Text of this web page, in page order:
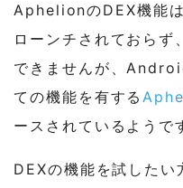
AphelionのDEX機能
ローンチされておらず
できませんが、
ての機能を有する
ースされているようで
DEXの機能を試したい